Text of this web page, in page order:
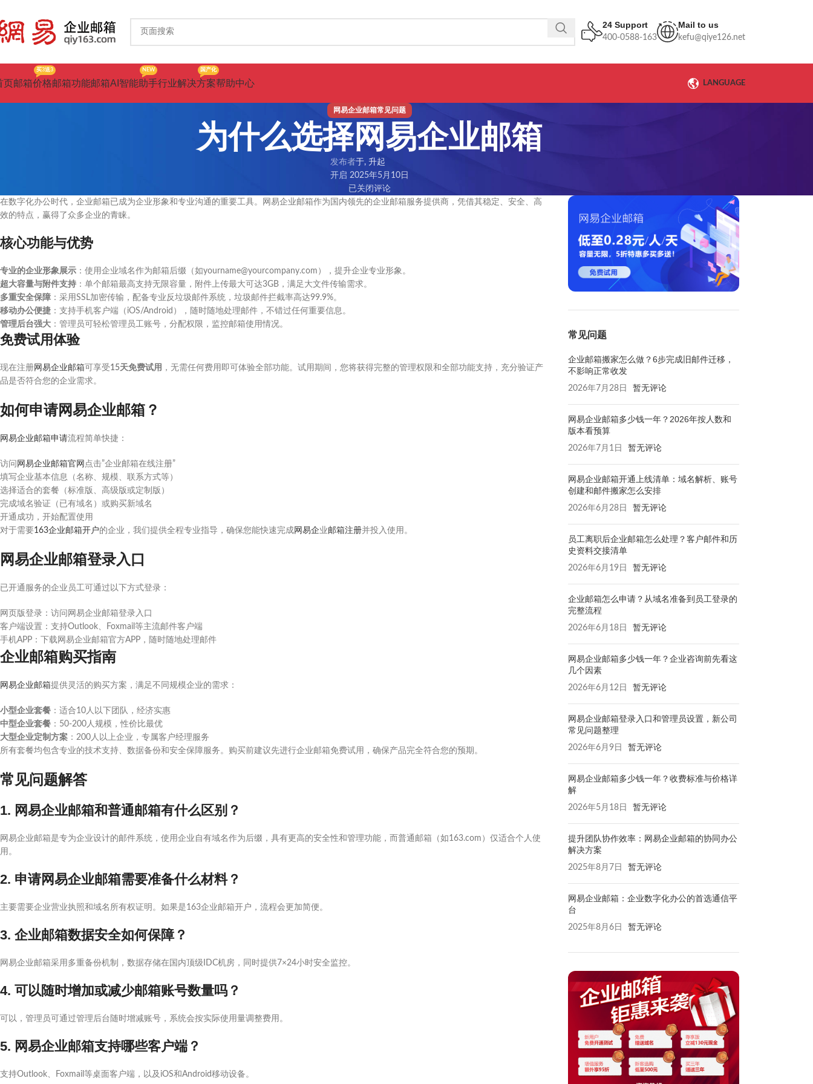
24 Support
400-0588-163
Mail to us
kefu@qiye126.net
页邮箱价格
买3送3
邮箱功能邮箱AI智能助手
NEW
行业解决方案
国产化
帮助中心 LANGUAGE
网易企业邮箱常见问题
为什么选择网易企业邮箱
发布者于, 升起
开启 2025年5月10日
已关闭评论
在数字化办公时代，企业邮箱已成为企业形象和专业沟通的重要工具。网易企业邮箱作为国内领先的企业邮箱服务提供商，凭借其稳定、安全、高
效的特点，赢得了众多企业的青睐。
核心功能与优势
专业的企业形象展示 ：使用企业域名作为邮箱后缀（如yourname@yourcompany.com），提升企业专业形象。
超大容量与附件支持 ：单个邮箱最高支持无限容量，附件上传最大可达3GB，满足大文件传输需求。
多重安全保障 ：采用SSL加密传输，配备专业反垃圾邮件系统，垃圾邮件拦截率高达99.9%。
移动办公便捷 ：支持手机客户端（iOS/Android），随时随地处理邮件，不错过任何重要信息。
管理后台强大 ：管理员可轻松管理员工账号，分配权限，监控邮箱使用情况。
免费试用体验
现在注册网易企业邮箱 可享受15天免费试用 ，无需任何费用即可体验全部功能。试用期间，您将获得完整的管理权限和全部功能支持，充分验证产
品是否符合您的企业需求。
如何申请网易企业邮箱？
网易企业邮箱申请流程简单快捷：
访问 网易企业邮箱官网 点击”企业邮箱在线注册”
填写企业基本信息（名称、规模、联系方式等）
选择适合的套餐（标准版、高级版或定制版）
完成域名验证（已有域名）或购买新域名
开通成功，开始配置使用
对于需要163企业邮箱开户的企业，我们提供全程专业指导，确保您能快速完成网易企业 邮箱注册并投入使用。
网易企业邮箱登录入口
已开通服务的企业员工可通过以下方式登录：
网页版登录：访问网易企业邮箱登录入口
客户端设置：支持Outlook、Foxmail等主流邮件客户端
手机APP：下载网易企业邮箱官方APP，随时随地处理邮件
企业邮箱购买指南
网易企业邮箱提供灵活的购买方案，满足不同规模企业的需求：
小型企业套餐 ：适合10人以下团队，经济实惠
中型企业套餐 ：50-200人规模，性价比最优
大型企业定制方案 ：200人以上企业，专属客户经理服务
所有套餐均包含专业的技术支持、数据备份和安全保障服务。购买前建议先进行企业邮箱免费试用，确保产品完全符合您的预期。
常见问题解答
1. 网易企业邮箱和普通邮箱有什么区别？
网易企业邮箱是专为企业设计的邮件系统，使用企业自有域名作为后缀，具有更高的安全性和管理功能，而普通邮箱（如163.com）仅适合个人使
用。
2. 申请网易企业邮箱需要准备什么材料？
主要需要企业营业执照和域名所有权证明。如果是163企业邮箱开户，流程会更加简便。
3. 企业邮箱数据安全如何保障？
网易企业邮箱采用多重备份机制，数据存储在国内顶级IDC机房，同时提供7×24小时安全监控。
4. 可以随时增加或减少邮箱账号数量吗？
可以，管理员可通过管理后台随时增减账号，系统会按实际使用量调整费用。
5. 网易企业邮箱支持哪些客户端？
支持Outlook、Foxmail等桌面客户端，以及iOS和Android移动设备。
常见问题
企业邮箱搬家怎么做？6步完成旧邮件迁移，
不影响正常收发
2026年7月28日 暂无评论
网易企业邮箱多少钱一年？2026年按人数和
版本看预算
2026年7月1日 暂无评论
网易企业邮箱开通上线清单：域名解析、账号
创建和邮件搬家怎么安排
2026年6月28日 暂无评论
员工离职后企业邮箱怎么处理？客户邮件和历
史资料交接清单
2026年6月19日 暂无评论
企业邮箱怎么申请？从域名准备到员工登录的
完整流程
2026年6月18日 暂无评论
网易企业邮箱多少钱一年？企业咨询前先看这
几个因素
2026年6月12日 暂无评论
网易企业邮箱登录入口和管理员设置，新公司
常见问题整理
2026年6月9日 暂无评论
网易企业邮箱多少钱一年？收费标准与价格详
解
2026年5月18日 暂无评论
提升团队协作效率：网易企业邮箱的协同办公
解决方案
2025年8月7日 暂无评论
网易企业邮箱：企业数字化办公的首选通信平
台
2025年8月6日 暂无评论